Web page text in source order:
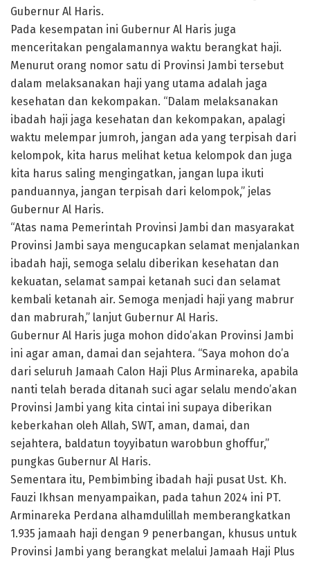
Gubernur Al Haris.
Pada kesempatan ini Gubernur Al Haris juga
menceritakan pengalamannya waktu berangkat haji.
Menurut orang nomor satu di Provinsi Jambi tersebut
dalam melaksanakan haji yang utama adalah jaga
kesehatan dan kekompakan. “Dalam melaksanakan
ibadah haji jaga kesehatan dan kekompakan, apalagi
waktu melempar jumroh, jangan ada yang terpisah dari
kelompok, kita harus melihat ketua kelompok dan juga
kita harus saling mengingatkan, jangan lupa ikuti
panduannya, jangan terpisah dari kelompok,” jelas
Gubernur Al Haris.
“Atas nama Pemerintah Provinsi Jambi dan masyarakat
Provinsi Jambi saya mengucapkan selamat menjalankan
ibadah haji, semoga selalu diberikan kesehatan dan
kekuatan, selamat sampai ketanah suci dan selamat
kembali ketanah air. Semoga menjadi haji yang mabrur
dan mabrurah,” lanjut Gubernur Al Haris.
Gubernur Al Haris juga mohon dido’akan Provinsi Jambi
ini agar aman, damai dan sejahtera. “Saya mohon do’a
dari seluruh Jamaah Calon Haji Plus Arminareka, apabila
nanti telah berada ditanah suci agar selalu mendo’akan
Provinsi Jambi yang kita cintai ini supaya diberikan
keberkahan oleh Allah, SWT, aman, damai, dan
sejahtera, baldatun toyyibatun warobbun ghoffur,”
pungkas Gubernur Al Haris.
Sementara itu, Pembimbing ibadah haji pusat Ust. Kh.
Fauzi Ikhsan menyampaikan, pada tahun 2024 ini PT.
Arminareka Perdana alhamdulillah memberangkatkan
1.935 jamaah haji dengan 9 penerbangan, khusus untuk
Provinsi Jambi yang berangkat melalui Jamaah Haji Plus